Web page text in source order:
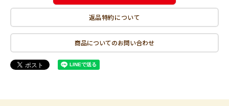
返品特約について
商品についてのお問い合わせ